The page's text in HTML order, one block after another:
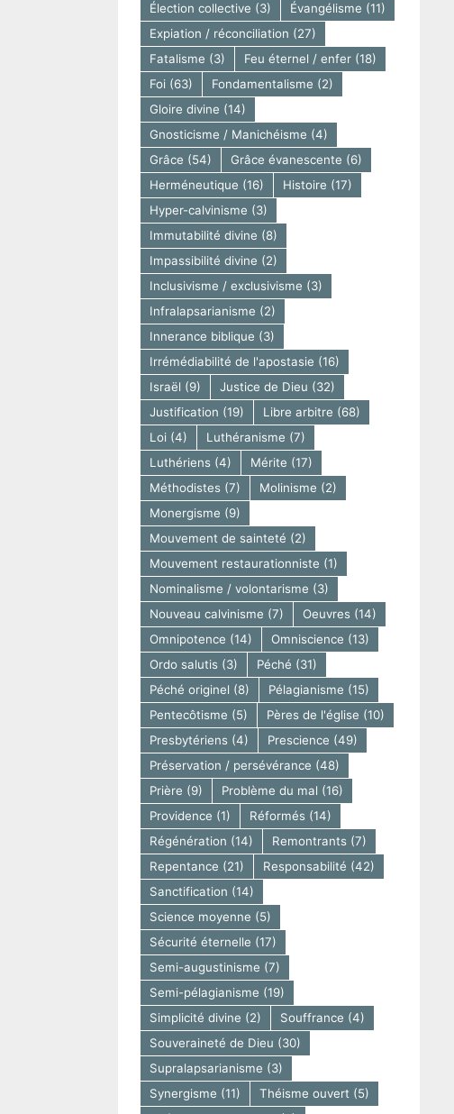
Élection collective (3) Évangélisme (11)
Expiation / réconciliation (27)
Fatalisme (3) Feu éternel / enfer(18)
Foi(63) Fondamentalisme (2)
Gloire divine (14)
Gnosticisme / Manichéisme (4)
Grâce (54) Grâce évanescente (6)
Herméneutique (16) Histoire (17)
Hyper-calvinisme (3)
Immutabilité divine (8)
Impassibilité divine (2)
Inclusivisme / exclusivisme (3)
Infralapsarianisme (2)
Innerance biblique (3)
Irrémédiabilité de l'apostasie (16)
Israël (9) Justice de Dieu (32)
Justification (19) Libre arbitre (68)
Loi(4) Luthéranisme (7)
Luthériens(4) Mérite (17)
Méthodistes(7) Molinisme (2)
Monergisme (9)
Mouvement de sainteté (2)
Mouvement restaurationniste (1)
Nominalisme / volontarisme (3)
Nouveau calvinisme (7) Oeuvres(14)
Omnipotence (14) Omniscience (13)
Ordo salutis(3) Péché (31)
Péché originel (8) Pélagianisme (15)
Pentecôtisme (5) Pères de l'église (10)
Presbytériens(4) Prescience (49)
Préservation / persévérance (48)
Prière (9) Problème du mal (16)
Providence (1) Réformés(14)
Régénération (14) Remontrants(7)
Repentance (21) Responsabilité (42)
Sanctification (14)
Science moyenne (5)
Sécurité éternelle (17)
Semi-augustinisme (7)
Semi-pélagianisme (19)
Simplicité divine (2) Souffrance (4)
Souveraineté de Dieu (30)
Supralapsarianisme (3)
Synergisme (11) Théisme ouvert (5)